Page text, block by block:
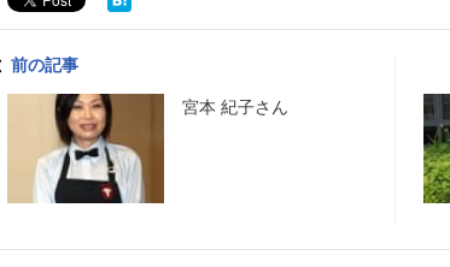
前の記事
宮本 紀子さん